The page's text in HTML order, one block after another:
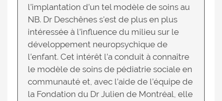
l’implantation d’un tel modèle de soins au
NB. Dr Deschênes s’est de plus en plus
intéressée à l’influence du milieu sur le
développement neuropsychique de
l’enfant. Cet intérêt l’a conduit à connaître
le modèle de soins de pédiatrie sociale en
communauté et, avec l’aide de l’équipe de
la Fondation du Dr Julien de Montréal, elle